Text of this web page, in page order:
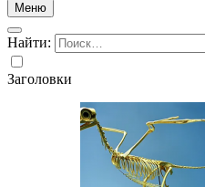
Меню
Найти:
Заголовки